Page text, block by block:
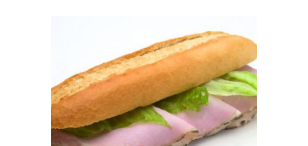
MEER INFORMATIE
SELECTEER OPTIES